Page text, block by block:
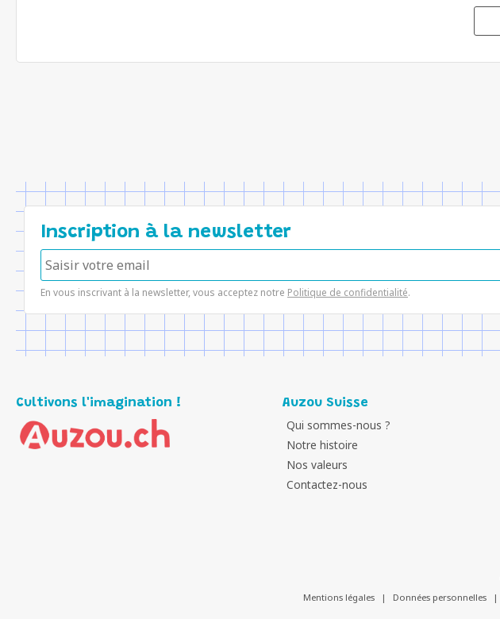
Inscription à la newsletter
En vous inscrivant à la newsletter, vous acceptez notre Politique de confidentialité.
Cultivons l'imagination ! Auzou Suisse
Qui sommes-nous ?
Notre histoire
Nos valeurs
Contactez-nous
Mentions légales
| Données personnelles |